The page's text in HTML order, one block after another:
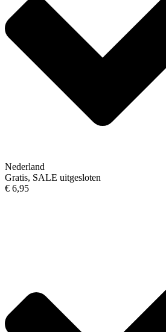
Nederland
Gratis, SALE uitgesloten
€ 6,95